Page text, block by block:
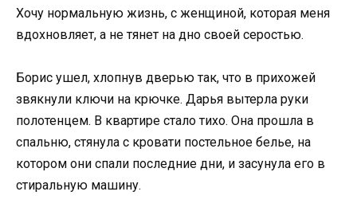
Хочу нормальную жизнь, с женщиной, которая меня
вдохновляет, а не тянет на дно своей серостью.
Борис ушел, хлопнув дверью так, что в прихожей
звякнули ключи на крючке. Дарья вытерла руки
полотенцем. В квартире стало тихо. Она прошла в
спальню, стянула с кровати постельное белье, на
котором они спали последние дни, и засунула его в
стиральную машину.